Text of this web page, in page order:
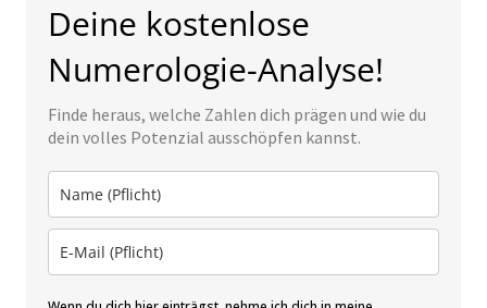
Deine kostenlose
Numerologie-Analyse!
Finde heraus, welche Zahlen dich prägen und wie du
dein volles Potenzial ausschöpfen kannst.